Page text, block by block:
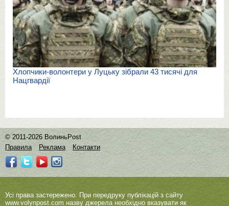
Хлопчики-волонтери у Луцьку зібрали 43 тисячі для
Нацгвардії
© 2011-2026 ВолиньPost
Правила
Реклама Контакти
Усі права застережено. При передруку публікацій з сайту
www.volynpost.com назву джерела необхідно вказувати як